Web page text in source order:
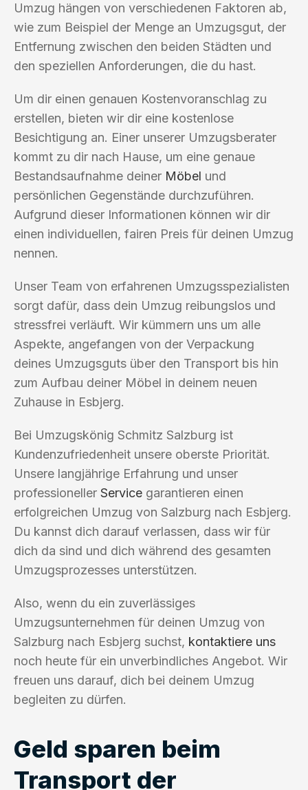
Umzug hängen von verschiedenen Faktoren ab,
wie zum Beispiel der Menge an Umzugsgut, der
Entfernung zwischen den beiden Städten und
den speziellen Anforderungen, die du hast.
Um dir einen genauen Kostenvoranschlag zu
erstellen, bieten wir dir eine kostenlose
Besichtigung an. Einer unserer Umzugsberater
kommt zu dir nach Hause, um eine genaue
Bestandsaufnahme deiner Möbel und
persönlichen Gegenstände durchzuführen.
Aufgrund dieser Informationen können wir dir
einen individuellen, fairen Preis für deinen Umzug
nennen.
Unser Team von erfahrenen Umzugsspezialisten
sorgt dafür, dass dein Umzug reibungslos und
stressfrei verläuft. Wir kümmern uns um alle
Aspekte, angefangen von der Verpackung
deines Umzugsguts über den Transport bis hin
zum Aufbau deiner Möbel in deinem neuen
Zuhause in Esbjerg.
Bei Umzugskönig Schmitz Salzburg ist
Kundenzufriedenheit unsere oberste Priorität.
Unsere langjährige Erfahrung und unser
professioneller Service garantieren einen
erfolgreichen Umzug von Salzburg nach Esbjerg.
Du kannst dich darauf verlassen, dass wir für
dich da sind und dich während des gesamten
Umzugsprozesses unterstützen.
Also, wenn du ein zuverlässiges
Umzugsunternehmen für deinen Umzug von
Salzburg nach Esbjerg suchst, kontaktiere uns
noch heute für ein unverbindliches Angebot. Wir
freuen uns darauf, dich bei deinem Umzug
begleiten zu dürfen.
Geld sparen beim
Transport der